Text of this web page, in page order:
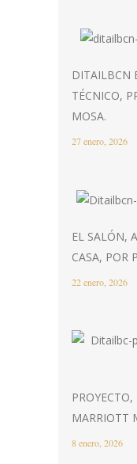
DITAILBCN
TÉCNICO,
MOSA.
27 enero, 2026
EL SALÓN,
CASA, POR
22 enero, 2026
MARRIOTT
8 enero, 2026